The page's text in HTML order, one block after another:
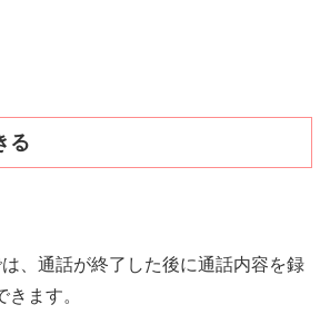
る
、通話が終了した後に通話内容を録
ます。